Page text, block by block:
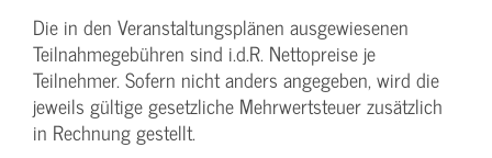
Die in den Veranstaltungsplänen ausgewiesenen
Teilnahmegebühren sind i.d.R. Nettopreise je
Teilnehmer. Sofern nicht anders angegeben, wird die
jeweils gültige gesetzliche Mehrwertsteuer zusätzlich
in Rechnung gestellt.